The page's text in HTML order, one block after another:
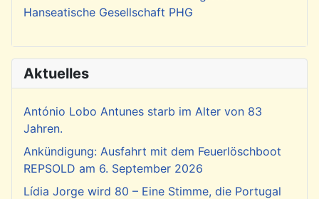
Hanseatische Gesellschaft PHG
Aktuelles
António Lobo Antunes starb im Alter von 83
Jahren.
Ankündigung: Ausfahrt mit dem Feuerlöschboot
REPSOLD am 6. September 2026
Lídia Jorge wird 80 – Eine Stimme, die Portugal